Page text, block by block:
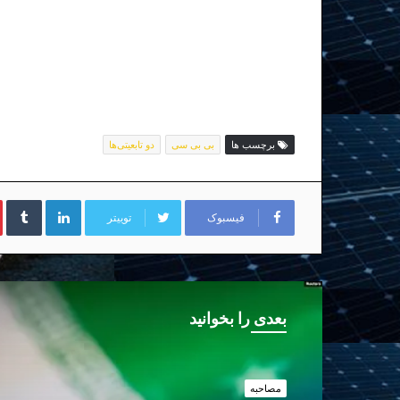
برچسب ها بی بی سی دو تابعیتی‌ها
فیسبوک توییتر
لینکداین
بعدی را بخوانید
مصاحبه